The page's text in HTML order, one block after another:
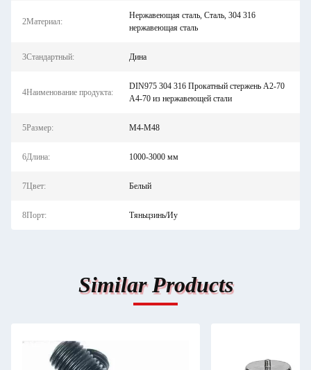
2Материал:
Нержавеющая сталь, Сталь, 304 316
нержавеющая сталь
3Стандартный: Дина
4Наименование продукта:
DIN975 304 316 Прокатный стержень А2-70
А4-70 из нержавеющей стали
5Размер: M4-M48
6Длина: 1000-3000 мм
7Цвет: Белый
8Порт: Тяньцзинь/Иу
Similar Products